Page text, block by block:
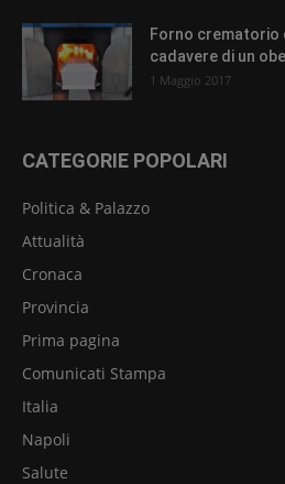
Forno crematorio
cadavere di un
1 Maggio 2017
CATEGORIE POPOLARI
Politica & Palazzo
Attualità
Cronaca
Provincia
Prima pagina
Comunicati Stampa
Italia
Napoli
Salute